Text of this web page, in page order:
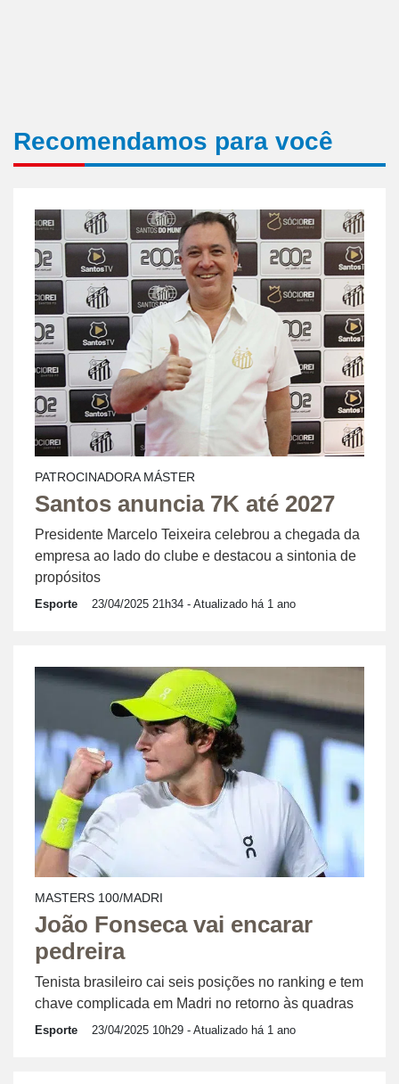
Recomendamos para você
PATROCINADORA MÁSTER
Santos anuncia 7K até 2027
Presidente Marcelo Teixeira celebrou a chegada da
empresa ao lado do clube e destacou a sintonia de
propósitos
Esporte 23/04/2025 21h34 - Atualizado há 1 ano
MASTERS 100/MADRI
João Fonseca vai encarar
pedreira
Tenista brasileiro cai seis posições no ranking e tem
chave complicada em Madri no retorno às quadras
Esporte 23/04/2025 10h29 - Atualizado há 1 ano